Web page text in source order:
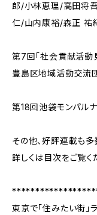
郎/小林恵理/高田将
仁/山内康裕/森正
第7回「社会貢献活動
豊島区地域活動交流
第18回池袋モンパル
その他、好評連載も多
詳しくは目次をご覧く
東京で「住みたい街」